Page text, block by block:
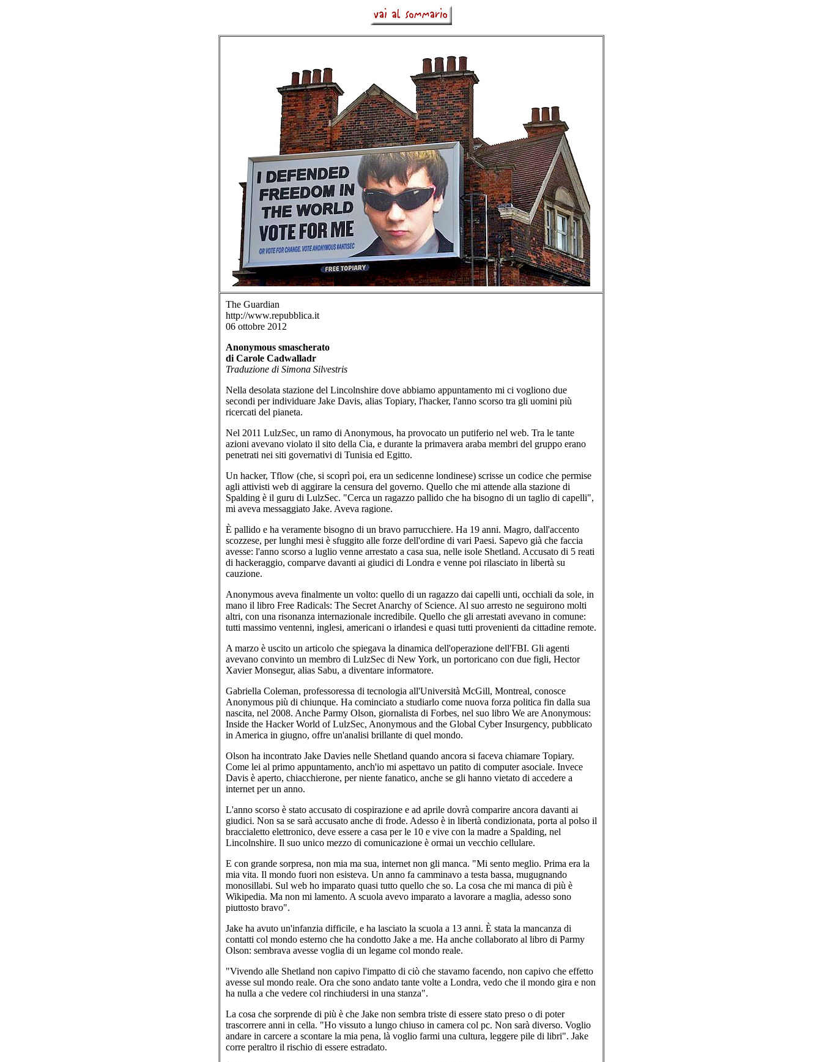
The Guardian
http://www.repubblica.it
06 ottobre 2012
Anonymous smascherato
di Carole Cadwalladr
Traduzione di Simona Silvestris
Nella desolata stazione del Lincolnshire dove abbiamo appuntamento mi ci vogliono due
secondi per individuare Jake Davis, alias Topiary, l'hacker, l'anno scorso tra gli uomini più
ricercati del pianeta.
Nel 2011 LulzSec, un ramo di Anonymous, ha provocato un putiferio nel web. Tra le tante
azioni avevano violato il sito della Cia, e durante la primavera araba membri del gruppo erano
penetrati nei siti governativi di Tunisia ed Egitto.
Un hacker, Tflow (che, si scoprì poi, era un sedicenne londinese) scrisse un codice che permise
agli attivisti web di aggirare la censura del governo. Quello che mi attende alla stazione di
Spalding è il guru di LulzSec. "Cerca un ragazzo pallido che ha bisogno di un taglio di capelli",
mi aveva messaggiato Jake. Aveva ragione.
È pallido e ha veramente bisogno di un bravo parrucchiere. Ha 19 anni. Magro, dall'accento
scozzese, per lunghi mesi è sfuggito alle forze dell'ordine di vari Paesi. Sapevo già che faccia
avesse: l'anno scorso a luglio venne arrestato a casa sua, nelle isole Shetland. Accusato di 5 reati
di hackeraggio, comparve davanti ai giudici di Londra e venne poi rilasciato in libertà su
cauzione.
Anonymous aveva finalmente un volto: quello di un ragazzo dai capelli unti, occhiali da sole, in
mano il libro Free Radicals: The Secret Anarchy of Science. Al suo arresto ne seguirono molti
altri, con una risonanza internazionale incredibile. Quello che gli arrestati avevano in comune:
tutti massimo ventenni, inglesi, americani o irlandesi e quasi tutti provenienti da cittadine remote.
A marzo è uscito un articolo che spiegava la dinamica dell'operazione dell'FBI. Gli agenti
avevano convinto un membro di LulzSec di New York, un portoricano con due figli, Hector
Xavier Monsegur, alias Sabu, a diventare informatore.
Gabriella Coleman, professoressa di tecnologia all'Università McGill, Montreal, conosce
Anonymous più di chiunque. Ha cominciato a studiarlo come nuova forza politica fin dalla sua
nascita, nel 2008. Anche Parmy Olson, giornalista di Forbes, nel suo libro We are Anonymous:
Inside the Hacker World of LulzSec, Anonymous and the Global Cyber Insurgency, pubblicato
in America in giugno, offre un'analisi brillante di quel mondo.
Olson ha incontrato Jake Davies nelle Shetland quando ancora si faceva chiamare Topiary.
Come lei al primo appuntamento, anch'io mi aspettavo un patito di computer asociale. Invece
Davis è aperto, chiacchierone, per niente fanatico, anche se gli hanno vietato di accedere a
internet per un anno.
L'anno scorso è stato accusato di cospirazione e ad aprile dovrà comparire ancora davanti ai
giudici. Non sa se sarà accusato anche di frode. Adesso è in libertà condizionata, porta al polso il
braccialetto elettronico, deve essere a casa per le 10 e vive con la madre a Spalding, nel
Lincolnshire. Il suo unico mezzo di comunicazione è ormai un vecchio cellulare.
E con grande sorpresa, non mia ma sua, internet non gli manca. "Mi sento meglio. Prima era la
mia vita. Il mondo fuori non esisteva. Un anno fa camminavo a testa bassa, mugugnando
monosillabi. Sul web ho imparato quasi tutto quello che so. La cosa che mi manca di più è
Wikipedia. Ma non mi lamento. A scuola avevo imparato a lavorare a maglia, adesso sono
piuttosto bravo".
Jake ha avuto un'infanzia difficile, e ha lasciato la scuola a 13 anni. È stata la mancanza di
contatti col mondo esterno che ha condotto Jake a me. Ha anche collaborato al libro di Parmy
Olson: sembrava avesse voglia di un legame col mondo reale.
"Vivendo alle Shetland non capivo l'impatto di ciò che stavamo facendo, non capivo che effetto
avesse sul mondo reale. Ora che sono andato tante volte a Londra, vedo che il mondo gira e non
ha nulla a che vedere col rinchiudersi in una stanza".
La cosa che sorprende di più è che Jake non sembra triste di essere stato preso o di poter
trascorrere anni in cella. "Ho vissuto a lungo chiuso in camera col pc. Non sarà diverso. Voglio
andare in carcere a scontare la mia pena, là voglio farmi una cultura, leggere pile di libri". Jake
corre peraltro il rischio di essere estradato.